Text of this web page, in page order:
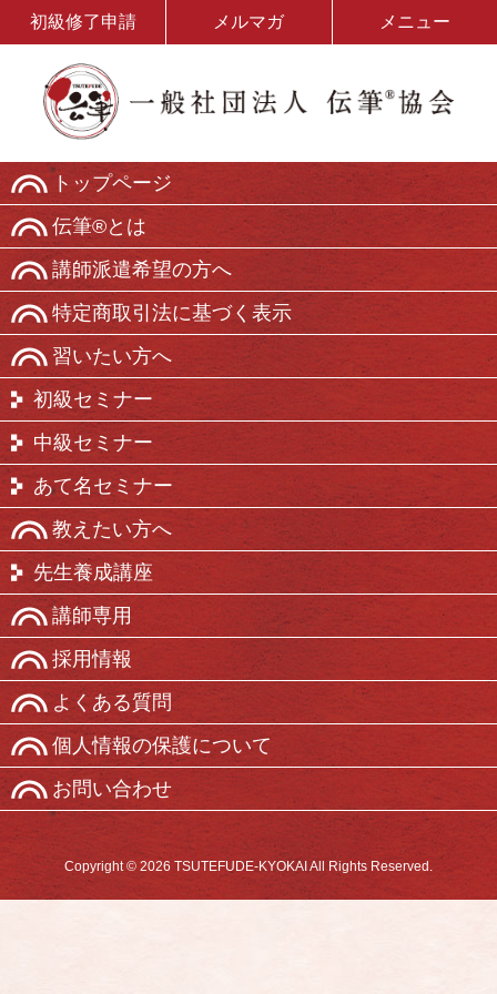
初級修了申請 メルマガ メニュー
トップページ
伝筆®とは
講師派遣希望の方へ
特定商取引法に基づく表示
習いたい方へ
初級セミナー
中級セミナー
あて名セミナー
教えたい方へ
先生養成講座
講師専用
採用情報
よくある質問
個人情報の保護について
お問い合わせ
Copyright © 2026 TSUTEFUDE-KYOKAI All Rights Reserved.